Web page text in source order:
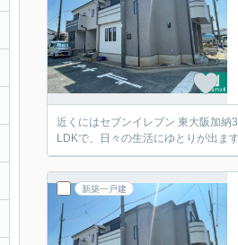
近くにはセブンイレブン 東大阪加
LDKで、日々の生活にゆとりが出ます
新築一戸建